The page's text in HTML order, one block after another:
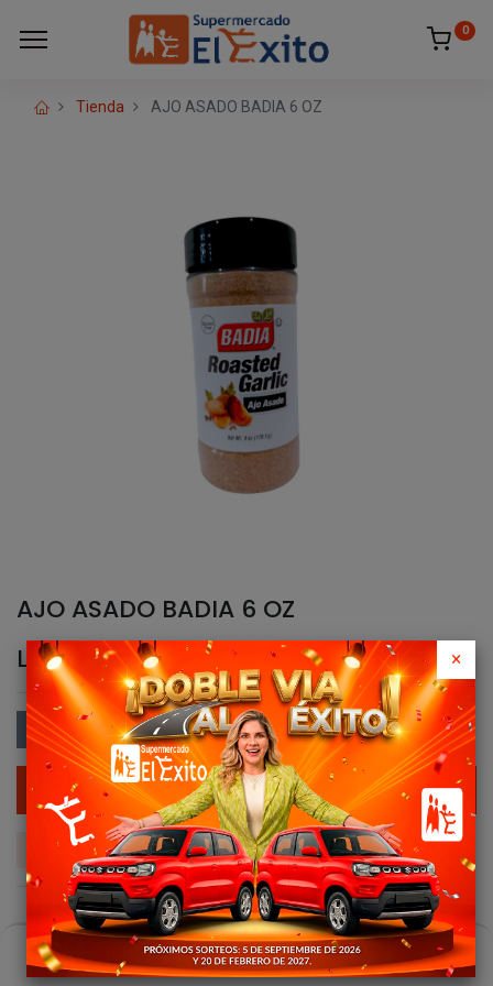
Casa Buscar
0
Carro Cuenta
0
Tienda AJO ASADO BADIA 6 OZ
AJO ASADO BADIA 6 OZ
L 110.00
Agregar al Carrito
Agregar a la lista de Deseos
Compartir este Producto:
×